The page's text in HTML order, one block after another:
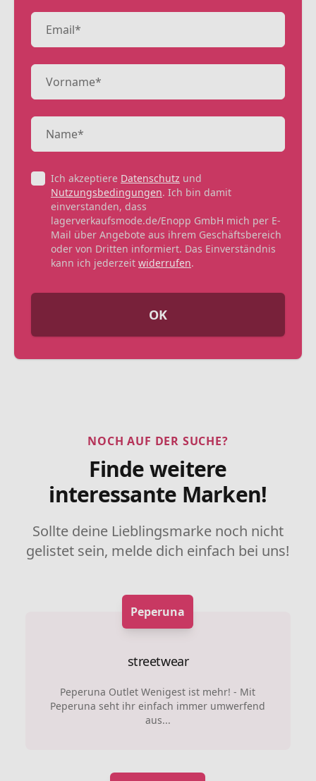
Ich akzeptiere Datenschutz und
Nutzungsbedingungen. Ich bin damit
einverstanden, dass
lagerverkaufsmode.de/Enopp GmbH mich per E-
Mail über Angebote aus ihrem Geschäftsbereich
oder von Dritten informiert. Das Einverständnis
kann ich jederzeit widerrufen.
OK
NOCH AUF DER SUCHE?
Finde weitere
interessante Marken!
Sollte deine Lieblingsmarke noch nicht
gelistet sein, melde dich einfach bei uns!
Peperuna
streetwear
Peperuna Outlet Wenigest ist mehr! - Mit
Peperuna seht ihr einfach immer umwerfend
aus...